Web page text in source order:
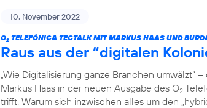
10. November 2022
O2 TELEFÓNICA TECTALK MIT MARKUS HAAS UND
Raus aus der “digitalen
„Wie Digitalisierung ganze Branchen umwälzt“
Markus Haas in der neuen Ausgabe des O2
trifft. Warum sich inzwischen alles um den